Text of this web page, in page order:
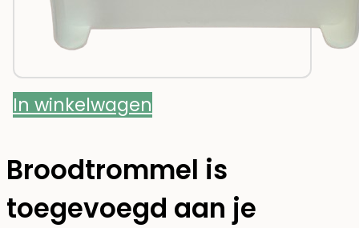
was: is:
In winkelwagen
broodtrommel is
toegevoegd aan je